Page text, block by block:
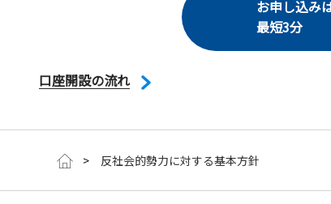
お申し込み
最短3分
口座開設の流れ
反社会的勢力に対する基本方針